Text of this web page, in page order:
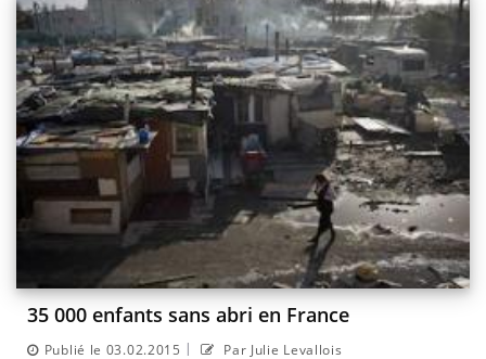
35 000 enfants sans abri en France
Publié le 03.02.2015 | Par Julie Levallois